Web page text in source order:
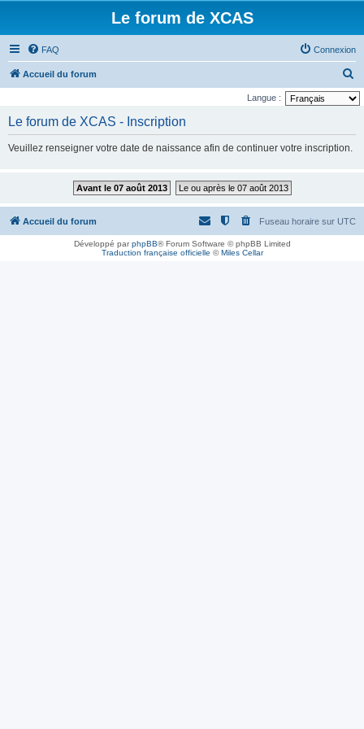
Le forum de XCAS
FAQ Connexion
Accueil du forum
e
h
Langue :
Le forum de XCAS - Inscription
Veuillez renseigner votre date de naissance afin de continuer votre inscription.
Avant le 07 août 2013 Le ou après le 07 août 2013
Accueil du forum Fuseau horaire sur UTC
Développé parphpBB® Forum Software © phpBB Limited
Traduction française officielle ©Miles Cellar